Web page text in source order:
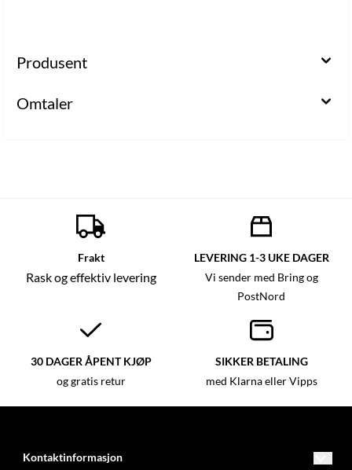
Produsent
Omtaler
Frakt
Rask og effektiv levering
LEVERING 1-3 UKE DAGER
Vi sender med Bring og
PostNord
30 DAGER ÅPENT KJØP
og gratis retur
SIKKER BETALING
med Klarna eller Vipps
Kontaktinformasjon